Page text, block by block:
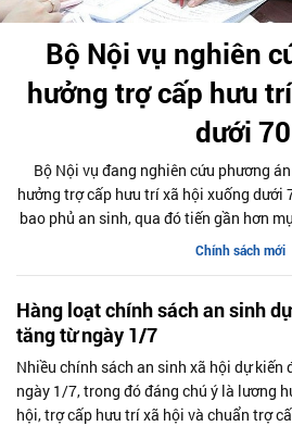
Bộ Nội vụ nghiên
hưởng trợ cấp hưu
dưới 70
Bộ Nội vụ đang nghiên cứu phương
hưởng trợ cấp hưu trí xã hội xuống dưới
bao phủ an sinh, qua đó tiến gần hơn
tuổi có nguồn thu nhập bảo
Chính sách mới
Hàng loạt chính sách an sinh
tăng từ ngày 1/7
Nhiều chính sách an sinh xã hội dự kiến
ngày 1/7, trong đó đáng chú ý là lương
hội, trợ cấp hưu trí xã hội và chuẩn trợ